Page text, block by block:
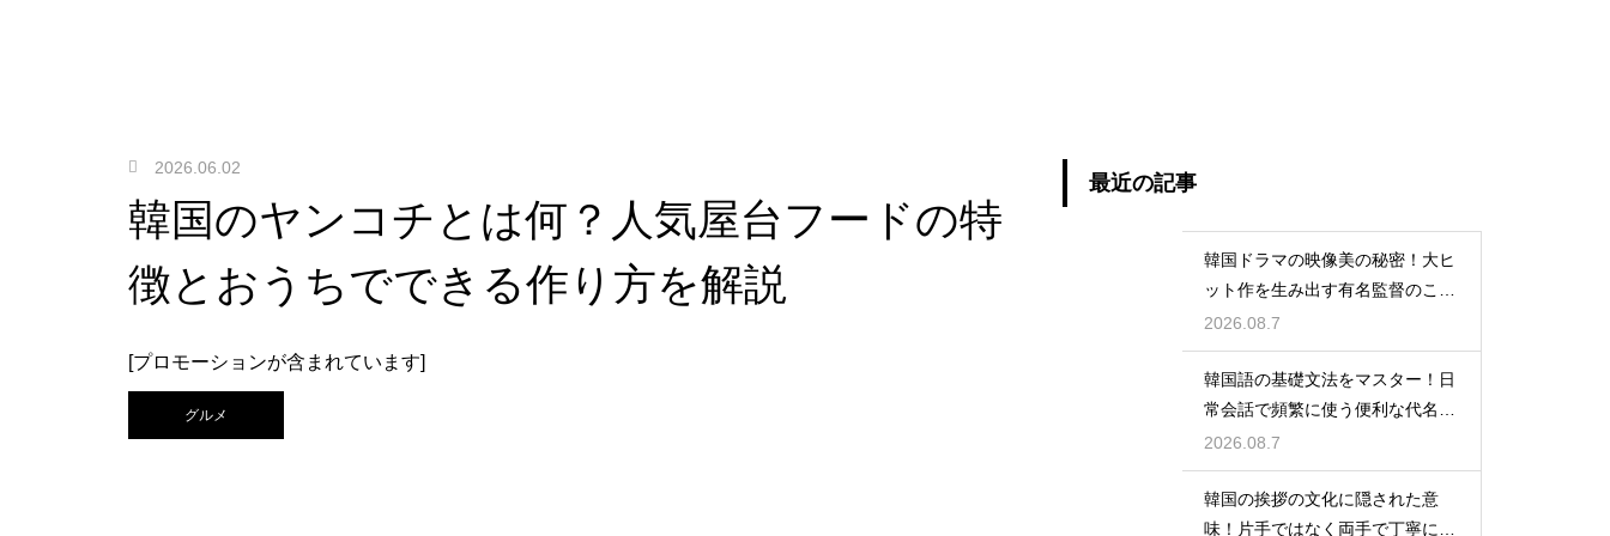
2026.06.02
韓国のヤンコチとは何？人気屋台フードの特
徴とおうちでできる作り方を解説
[プロモーションが含まれています]
グルメ
最近の記事
韓国ドラマの映像美の秘密！大ヒ
ット作を生み出す有名監督のこだ
わりの特徴
2026.08.7
韓国語の基礎文法をマスター！日
常会話で頻繁に使う便利な代名詞
の一覧
2026.08.7
韓国の挨拶の文化に隠された意
味！片手ではなく両手で丁寧に握